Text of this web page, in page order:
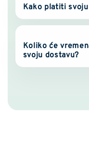
Kako platiti
Koliko će
svoju dostavu?